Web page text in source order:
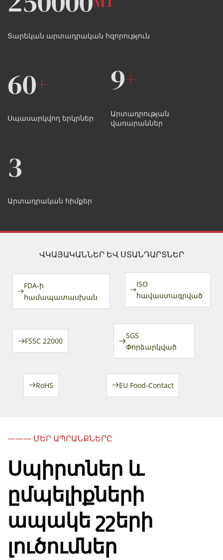
Տարեկան արտադրական հզորություն
60+
Սպասարկվող երկրներ
9+
Արտադրության
վառարաններ
3
Արտադրական հիմքեր
ՎԿԱՅԱԿԱՆՆԵՐ ԵՎ ՍՏԱՆԴԱՐՏՆԵՐ
FDA-ի
համապատասխան
ISO
հավաստագրված
FSSC 22000
SGS
Փորձարկված
RoHS EU Food-Contact
——— ՄԵՐ ԱՊՐԱՆՔՆԵՐԸ
Սպիրտներ և
ըմպելիքների
ապակե շշերի
լուծումներ